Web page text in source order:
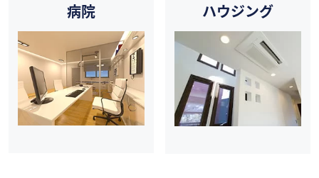
病院 ハウジング